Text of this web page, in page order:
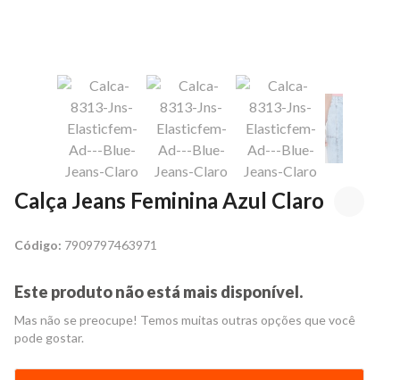
Calça Jeans Feminina Azul Claro
Código: 7909797463971
Este produto não está mais disponível.
Mas não se preocupe! Temos muitas outras opções que você
pode gostar.